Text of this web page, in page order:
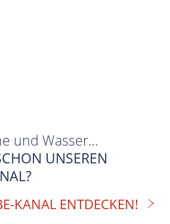
und Wasser…
UNSEREN
KANAL ENTDECKEN!